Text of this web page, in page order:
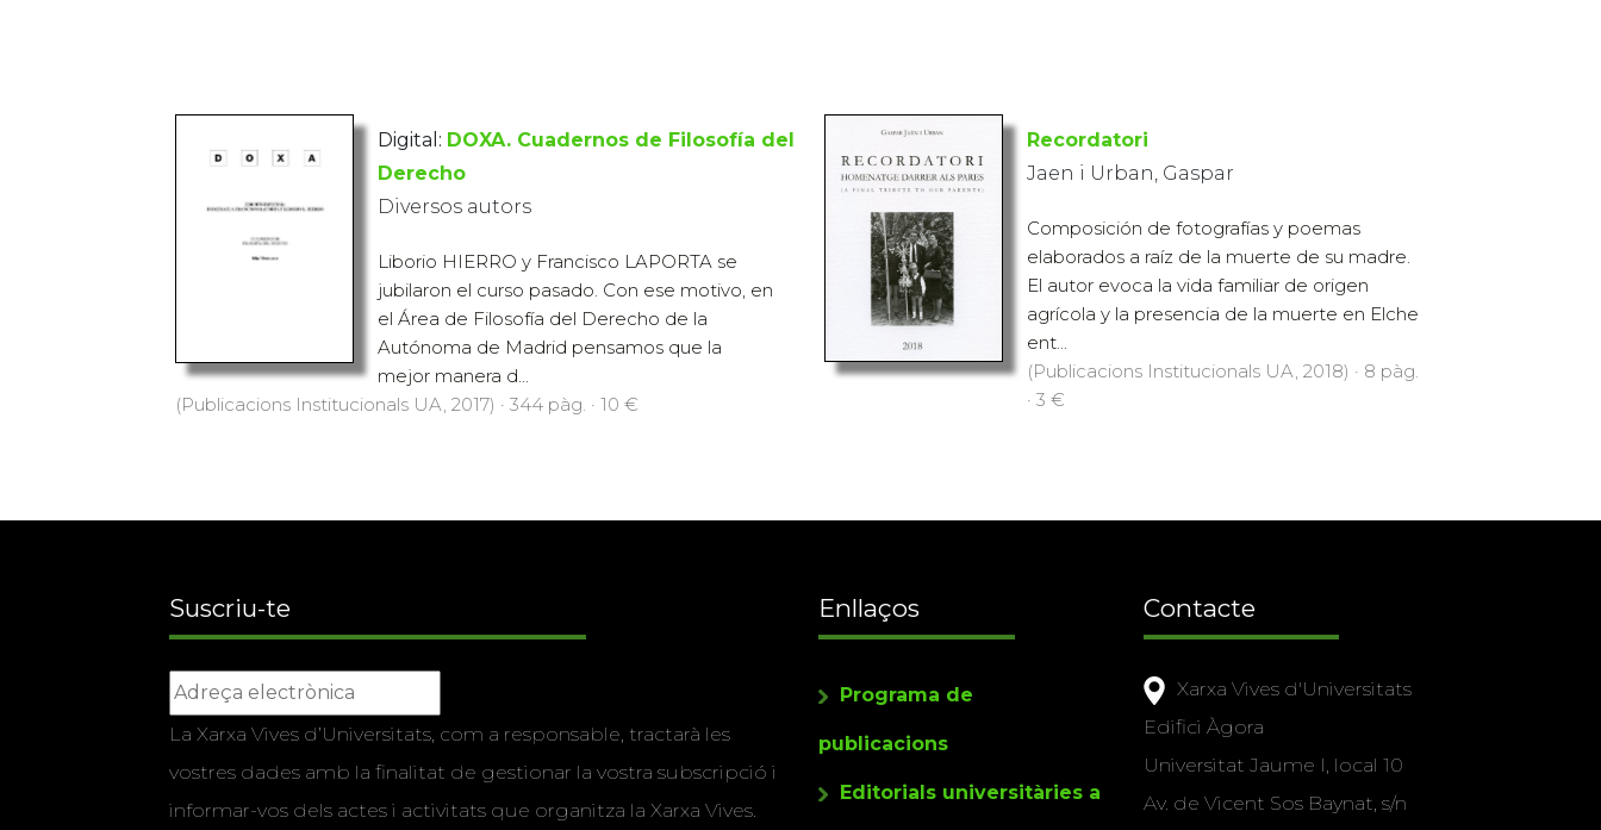
Digital: DOXA. Cuadernos de Filosofía del
Derecho
Diversos autors
Liborio HIERRO y Francisco LAPORTA se
jubilaron el curso pasado. Con ese motivo, en
el Área de Filosofía del Derecho de la
Autónoma de Madrid pensamos que la
mejor manera d...
(Publicacions Institucionals UA, 2017) · 344 pàg. · 10 €
Recordatori
Jaen i Urban, Gaspar
Composición de fotografías y poemas
elaborados a raíz de la muerte de su madre.
El autor evoca la vida familiar de origen
agrícola y la presencia de la muerte en Elche
ent...
(Publicacions Institucionals UA, 2018) · 8 pàg.
· 3 €
Suscriu-te
La Xarxa Vives d’Universitats, com a responsable, tractarà les
vostres dades amb la finalitat de gestionar la vostra subscripció i
informar-vos dels actes i activitats que organitza la Xarxa Vives.
Enllaços
Programa de
publicacions
Editorials universitàries a
Contacte
Xarxa Vives d'Universitats
Edifici Àgora
Universitat Jaume I, local 10
Av. de Vicent Sos Baynat, s/n